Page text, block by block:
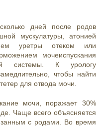
дней после родов
мускулатуры, атонией
уретры отеком или
мочеиспускания
системы. К урологу
чтобы найти
для отвода мочи.
мочи, поражает 30%
Чаще всего объясняется
с родами. Во время